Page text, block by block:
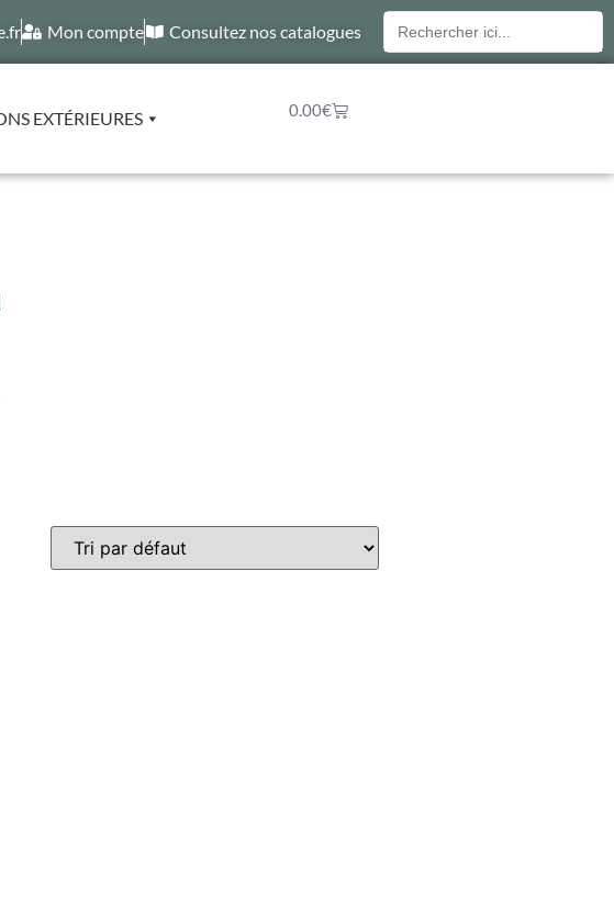
Mon compte Consultez nos catalogues
Recherche
pour :
EXTÉRIEURES 0.00€